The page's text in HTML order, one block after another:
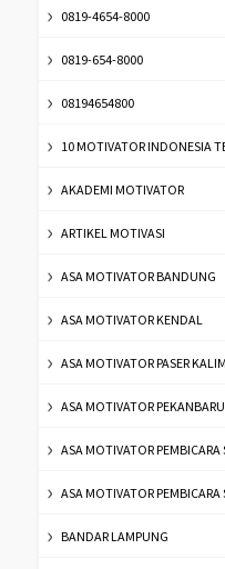
0819-4654-8000
0819-654-8000
08194654800
10 MOTIVATOR INDONESIA
AKADEMI MOTIVATOR
ARTIKEL MOTIVASI
ASA MOTIVATOR BANDUNG
ASA MOTIVATOR KENDAL
ASA MOTIVATOR PASER
ASA MOTIVATOR PEKANBARU
ASA MOTIVATOR PEMBICARA
ASA MOTIVATOR
BANDAR LAMPUNG